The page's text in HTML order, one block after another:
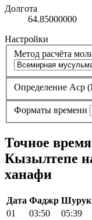
Долгота
64.85000000
Настройки
Метод расчёта
Определение Аср
Форматы времени
Точное
Кызылтепе
ханафи
Дата Фаджр Шурук
01
03:50 05:39